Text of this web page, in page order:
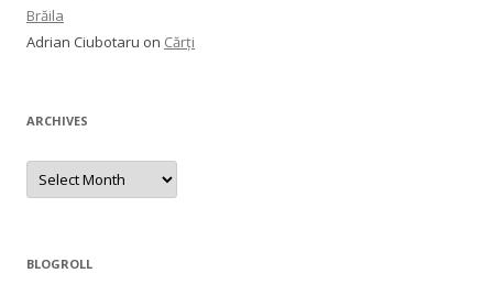
Brăila
Adrian Ciubotaru on Cărți
ARCHIVES
Archives
BLOGROLL